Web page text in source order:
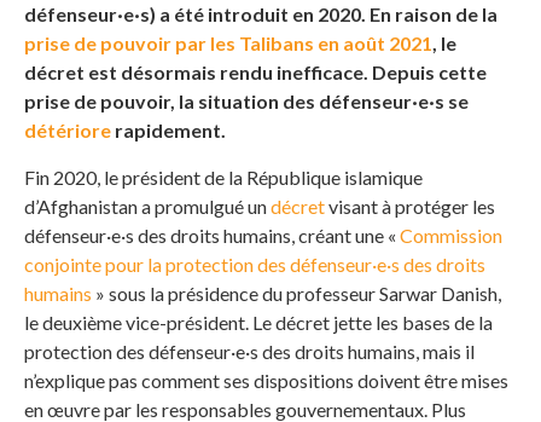
défenseur·e·s) a été introduit en 2020. En raison de la
prise de pouvoir par les Talibans en août 2021, le
décret est désormais rendu inefficace. Depuis cette
prise de pouvoir, la situation des défenseur·e·s se
détériore rapidement.
Fin 2020, le président de la République islamique
d’Afghanistan a promulgué undécretvisant à protéger les
défenseur·e·s des droits humains, créant une « Commission
conjointe pour la protection des défenseur·e·s des droits
humains » sous la présidence du professeur Sarwar Danish,
le deuxième vice-président. Le décret jette les bases de la
protection des défenseur·e·s des droits humains, mais il
n’explique pas comment ses dispositions doivent être mises
en œuvre par les responsables gouvernementaux. Plus